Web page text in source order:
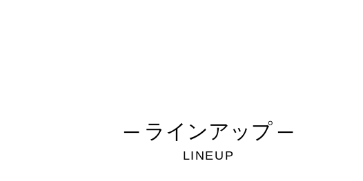
─ ラインアップ ─
LINEUP